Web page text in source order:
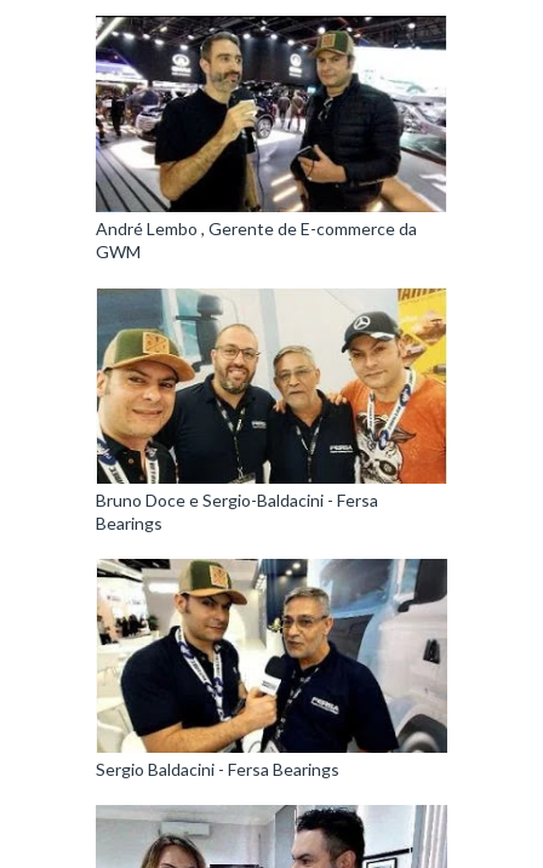
André Lembo , Gerente de E-commerce da
GWM
Bruno Doce e Sergio-Baldacini - Fersa
Bearings
Sergio Baldacini - Fersa Bearings